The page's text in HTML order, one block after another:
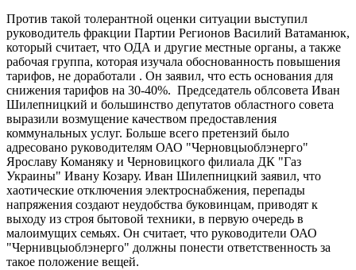
Против такой толерантной оценки ситуации выступил
руководитель фракции Партии Регионов Василий Ватаманюк,
который считает, что ОДА и другие местные органы, а также
рабочая группа, которая изучала обоснованность повышения
тарифов, не доработали . Он заявил, что есть основания для
снижения тарифов на 30-40%. Председатель облсовета Иван
Шилепницкий и большинство депутатов областного совета
выразили возмущение качеством предоставления
коммунальных услуг. Больше всего претензий было
адресовано руководителям ОАО "Черновцыоблэнерго"
Ярославу Команяку и Черновицкого филиала ДК "Газ
Украины" Ивану Козару. Иван Шилепницкий заявил, что
хаотические отключения электроснабжения, перепады
напряжения создают неудобства буковинцам, приводят к
выходу из строя бытовой техники, в первую очередь в
малоимущих семьях. Он считает, что руководители ОАО
"Чернивцыоблэнерго" должны понести ответственность за
такое положение вещей.